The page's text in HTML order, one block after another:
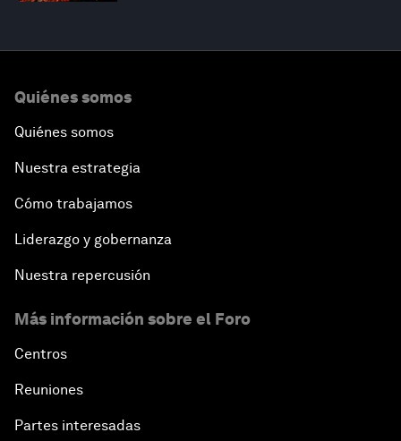
Quiénes somos
Quiénes somos
Nuestra estrategia
Cómo trabajamos
Liderazgo y gobernanza
Nuestra repercusión
Más información sobre el Foro
Centros
Reuniones
Partes interesadas